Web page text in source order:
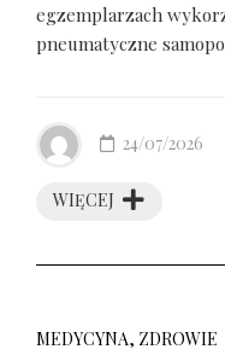
egzemplarzach
pneumatyczne
WIĘCEJ
24/07/2026
MEDYCYNA, ZDROWIE